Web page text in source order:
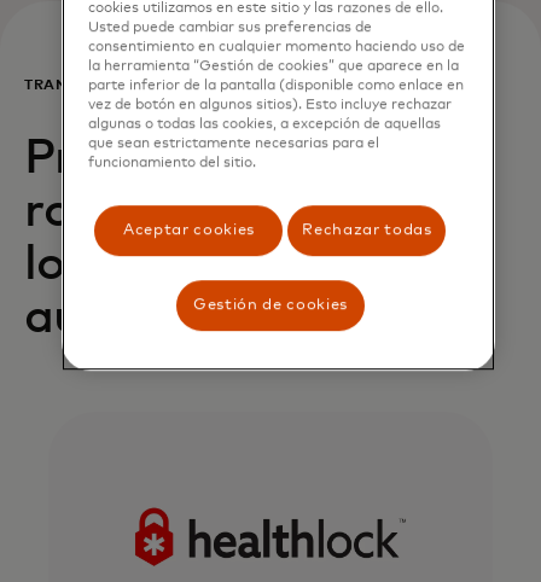
TRANQUILIDAD MENTAL
Protección contra el
robo de identidad y
los gastos no
autorizados
cookies utilizamos en este sitio y las razones de ello.
Usted puede cambiar sus preferencias de
consentimiento en cualquier momento haciendo uso de
la herramienta “Gestión de cookies” que aparece en la
parte inferior de la pantalla (disponible como enlace en
vez de botón en algunos sitios). Esto incluye rechazar
algunas o todas las cookies, a excepción de aquellas
que sean estrictamente necesarias para el
funcionamiento del sitio.
Aceptar cookies Rechazar todas
Gestión de cookies